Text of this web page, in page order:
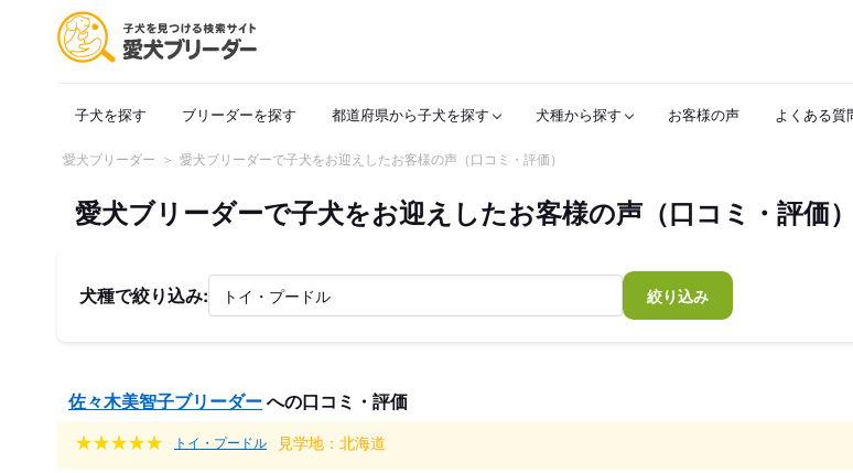
子犬を探す ブリーダーを探す 都道府県から子犬を探す 犬種から探す お客様の声 よくある質
愛犬ブリーダー 愛犬ブリーダーで子犬をお迎えしたお客様の声（口コミ・評価）
愛犬ブリーダーで子犬をお迎えしたお客様の声（口コミ・評価）
犬種で絞り込み: 絞り込み
佐々木美智子ブリーダーへの口コミ・評価
トイ・プードル 見学地：北海道